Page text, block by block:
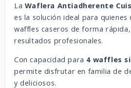
La Waflera Antiadherente
es la solución ideal para
waffles caseros de forma
resultados profesionales.
Con capacidad para 4 waffles
permite disfrutar en familia de
y deliciosos.